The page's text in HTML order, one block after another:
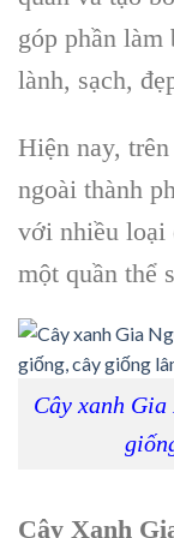
góp phần
lành, sạch,
Hiện nay,
ngoài thành
với nhiều loại
một quần thể
Cây xanh Gia
Cây Xanh